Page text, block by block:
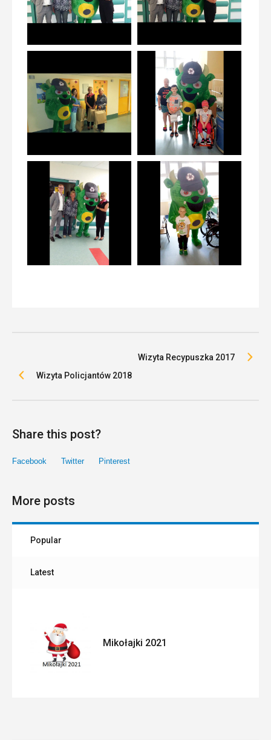
Wizyta Recypuszka 2017
Wizyta Policjantów 2018
Share this post?
Facebook Twitter Pinterest
More posts
Popular
Latest
Mikołajki 2021